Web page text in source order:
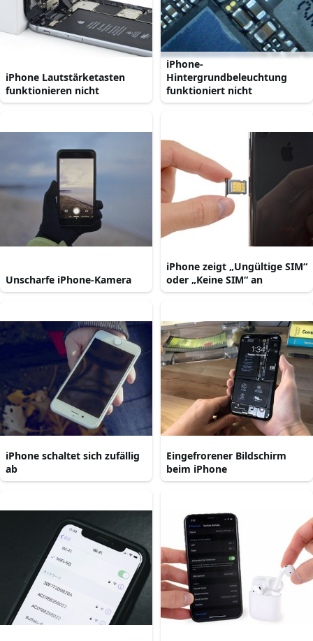
iPhone Lautstärketasten
funktionieren nicht
iPhone-
Hintergrundbeleuchtung
funktioniert nicht
Unscharfe iPhone-Kamera
iPhone zeigt „Ungültige SIM“
oder „Keine SIM“ an
iPhone schaltet sich zufällig
ab
Eingefrorener Bildschirm
beim iPhone